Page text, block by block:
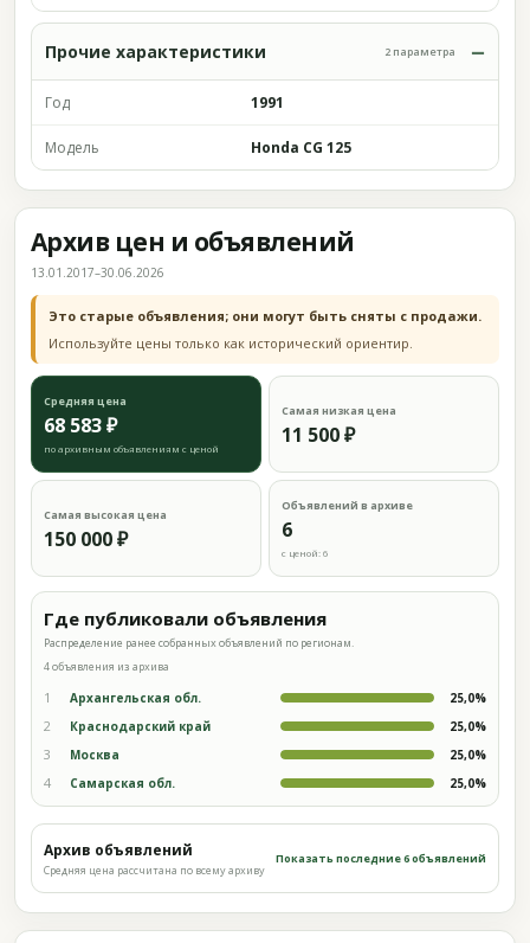
Прочие характеристики 2 параметра
Год 1991
Модель Honda CG 125
Архив цен и объявлений
13.01.2017–30.06.2026
Это старые объявления; они могут быть сняты с продажи.
Используйте цены только как исторический ориентир.
Средняя цена
68 583 ₽
по архивным объявлениям с ценой
Самая низкая цена
11 500 ₽
Самая высокая цена
150 000 ₽
Объявлений в архиве
6
с ценой: 6
Где публиковали объявления
Распределение ранее собранных объявлений по регионам.
4 объявления из архива
1 Архангельская обл. 25,0%
2 Краснодарский край 25,0%
3 Москва 25,0%
4 Самарская обл. 25,0%
Архив объявлений
Средняя цена рассчитана по всему архиву
Показать последние 6 объявлений